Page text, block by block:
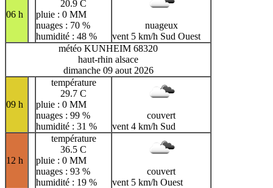
06 h
20.9 C
pluie : 0 MM
nuages : 70 %
humidité : 48 %
nuageux
vent 5 km/h Sud Ouest
météo KUNHEIM 68320
haut-rhin alsace
dimanche 09 aout 2026
09 h
température
29.7 C
pluie : 0 MM
nuages : 99 %
humidité : 31 %
couvert
vent 4 km/h Sud
12 h
température
36.5 C
pluie : 0 MM
nuages : 93 %
humidité : 19 %
couvert
vent 5 km/h Ouest